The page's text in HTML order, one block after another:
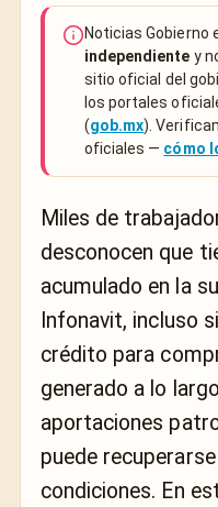
Noticias Gobierno
independiente y
sitio oficial del
los portales
(gob.mx).
oficiales — cómo
Miles de
desconocen que
acumulado en la
Infonavit, incluso
crédito para
generado a lo
aportaciones
puede
condiciones. En